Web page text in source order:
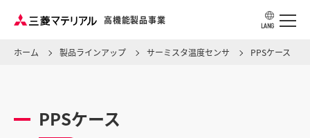
高機能製品事業
LANG
製品ラインアップ
ホーム 製品ラインアップ サーミスタ温度センサ PPSケース
PPSケース